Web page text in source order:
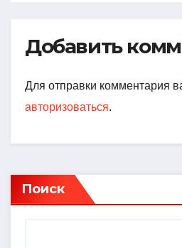
Добавить
Для отправки комментария
авторизоваться.
Поиск